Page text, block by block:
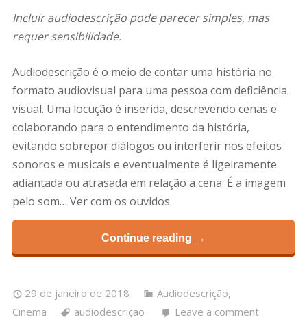
Incluir audiodescrição pode parecer simples, mas
requer sensibilidade.
Audiodescrição é o meio de contar uma história no
formato audiovisual para uma pessoa com deficiência
visual. Uma locução é inserida, descrevendo cenas e
colaborando para o entendimento da história,
evitando sobrepor diálogos ou interferir nos efeitos
sonoros e musicais e eventualmente é ligeiramente
adiantada ou atrasada em relação a cena. É a imagem
pelo som… Ver com os ouvidos.
Continue reading →
29 de janeiro de 2018 Audiodescrição,
Cinema
audiodescrição Leave a comment